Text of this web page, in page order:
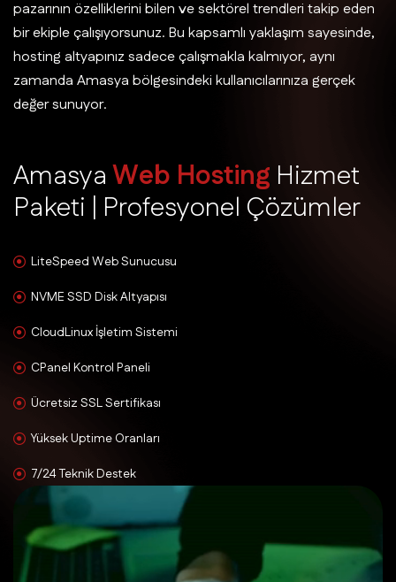
pazarının özelliklerini bilen ve sektörel trendleri takip eden
bir ekiple çalışıyorsunuz. Bu kapsamlı yaklaşım sayesinde,
hosting altyapınız sadece çalışmakla kalmıyor, aynı
zamanda Amasya bölgesindeki kullanıcılarınıza gerçek
değer sunuyor.
AmasyaWeb Hosting Hizmet
Paketi | Profesyonel Çözümler
LiteSpeed Web Sunucusu
NVME SSD Disk Altyapısı
CloudLinux İşletim Sistemi
CPanel Kontrol Paneli
Ücretsiz SSL Sertifikası
Yüksek Uptime Oranları
7/24 Teknik Destek